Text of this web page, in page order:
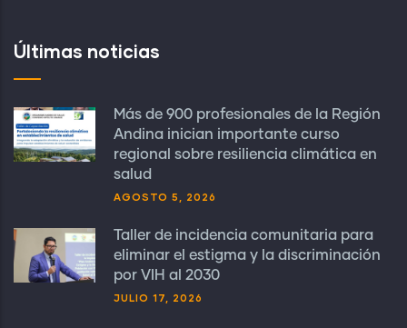
Últimas noticias
Más de 900 profesionales de la Región
Andina inician importante curso
regional sobre resiliencia climática en
salud
AGOSTO 5, 2026
Taller de incidencia comunitaria para
eliminar el estigma y la discriminación
por VIH al 2030
JULIO 17, 2026